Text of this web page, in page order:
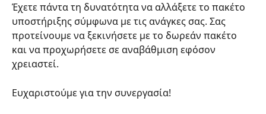
Έχετε πάντα τη δυνατότητα να αλλάξετε το πακέτο
υποστήριξης σύμφωνα με τις ανάγκες σας. Σας
προτείνουμε να ξεκινήσετε με το δωρεάν πακέτο
και να προχωρήσετε σε αναβάθμιση εφόσον
χρειαστεί.
Ευχαριστούμε για την συνεργασία!